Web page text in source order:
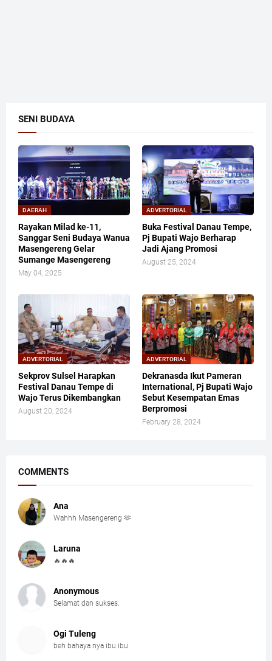
SENI BUDAYA
DAERAH
Rayakan Milad ke-11,
Sanggar Seni Budaya Wanua
Masengereng Gelar
Sumange Masengereng
May 04, 2025
ADVERTORIAL
Buka Festival Danau Tempe,
Pj Bupati Wajo Berharap
Jadi Ajang Promosi
August 25, 2024
ADVERTORIAL
Sekprov Sulsel Harapkan
Festival Danau Tempe di
Wajo Terus Dikembangkan
August 20, 2024
ADVERTORIAL
Dekranasda Ikut Pameran
International, Pj Bupati Wajo
Sebut Kesempatan Emas
Berpromosi
February 28, 2024
COMMENTS
Ana
Wahhh Masengereng 🫶
Laruna
🔥🔥🔥
Anonymous
Selamat dan sukses.
Ogi Tuleng
beh bahaya nya ibu ibu